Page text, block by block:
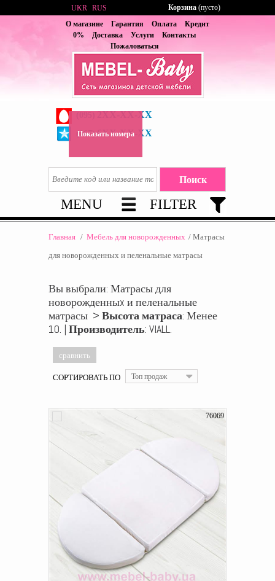
О магазине Гарантия Оплата
Кредит
0%
Доставка Услуги
Контакты
Пожаловаться
2XX-XX-XX
(067) 6XX-XX-XX
Показать номера
UKR RUS Корзина (пусто)
MENU FILTER
Главная / Мебель для новорожденных / Матрасы
для новорожденныx и пеленальные матрасы
Вы выбрали: Матрасы для
новорожденныx и пеленальные
матрасы > Высота матраса: Менее
10. | Производитель: VIALL.
СОРТИРОВАТЬ ПО Топ продаж
76069